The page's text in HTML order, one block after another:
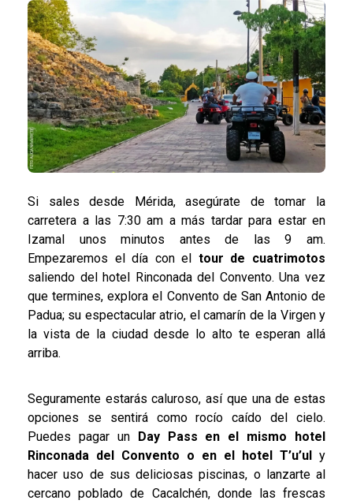
Si sales desde Mérida, asegúrate de tomar la
carretera a las 7:30 am a más tardar para estar en
Izamal unos minutos antes de las 9 am.
Empezaremos el día con el tour de cuatrimotos
saliendo del hotel Rinconada del Convento. Una vez
que termines, explora el Convento de San Antonio de
Padua; su espectacular atrio, el camarín de la Virgen y
la vista de la ciudad desde lo alto te esperan allá
arriba.
Seguramente estarás caluroso, así que una de estas
opciones se sentirá como rocío caído del cielo.
Puedes pagar un
Day Pass en el mismo hotel
Rinconada del Convento o en el hotel T’u’ul y
hacer uso de sus deliciosas piscinas, o lanzarte al
cercano poblado de Cacalchén, donde las frescas